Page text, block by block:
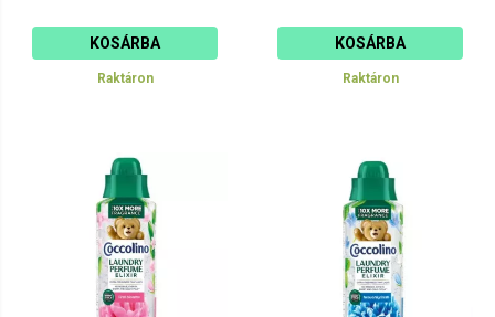
KOSÁRBA
Raktáron
KOSÁRBA
Raktáron